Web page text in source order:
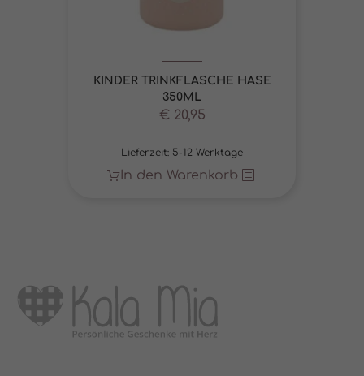
KINDER TRINKFLASCHE HASE
350ML
€ 20,95
Lieferzeit: 5-12 Werktage
In den Warenkorb